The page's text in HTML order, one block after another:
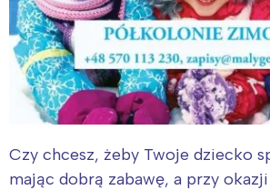
Czy chcesz, żeby Twoje dziecko
mając dobrą zabawę, a przy